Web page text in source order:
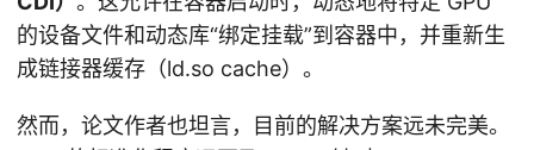
的设备文件和动态库“绑定挂载”到容器中，并重新生
成链接器缓存（ld.so cache）。
然而，论文作者也坦言，目前的解决方案远未完美。